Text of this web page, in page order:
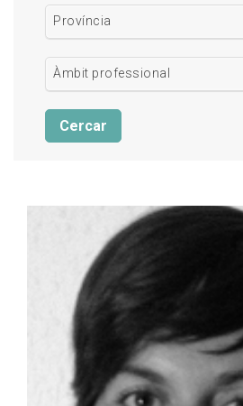
Província
Àmbit professional
Cercar